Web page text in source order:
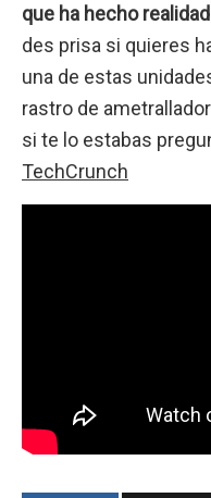
que ha hecho realidad
des prisa si quieres
una de estas
rastro de
si te lo estabas
TechCrunch